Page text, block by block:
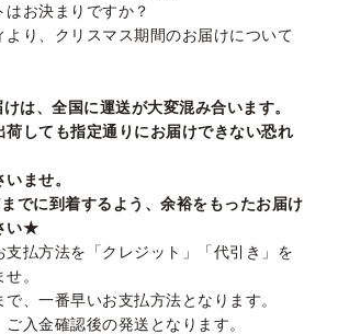
お決まりですか？
より、クリスマス期間のお届けについて
は、全国に運送が大変混み合います。
荷しても指定通りにお届けできない恐れ
ませ。
でに到着するよう、余裕をもったお届け
い★
支払方法を「クレジット」「代引き」を
。
、一番早いお支払方法となります。
入金確認後の発送となります。